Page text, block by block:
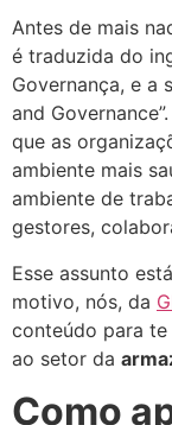
Antes de mais
é traduzida do
Governança, e a
and
que as
ambiente mais
ambiente de
gestores,
Esse assunto
motivo, nós, da
conteúdo para te
ao setor da
Como